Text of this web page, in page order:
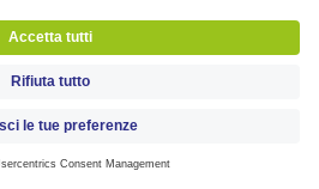
delle
SBTi e cosa fa